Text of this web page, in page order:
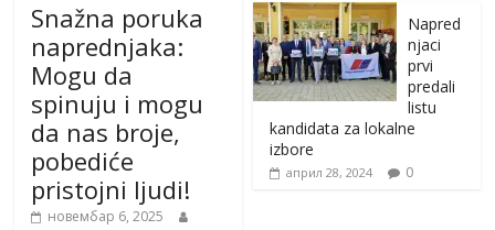
Snažna poruka
naprednjaka:
Mogu da
spinuju i mogu
da nas broje,
pobediće
pristojni ljudi!
новембар 6, 2025
Napred
njaci
prvi
predali
listu
kandidata za lokalne
izbore
април 28, 2024 0